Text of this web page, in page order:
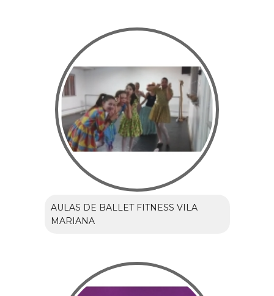
AULAS DE BALLET FITNESS VILA
MARIANA